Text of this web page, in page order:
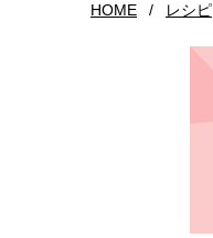
HOME / レシピ